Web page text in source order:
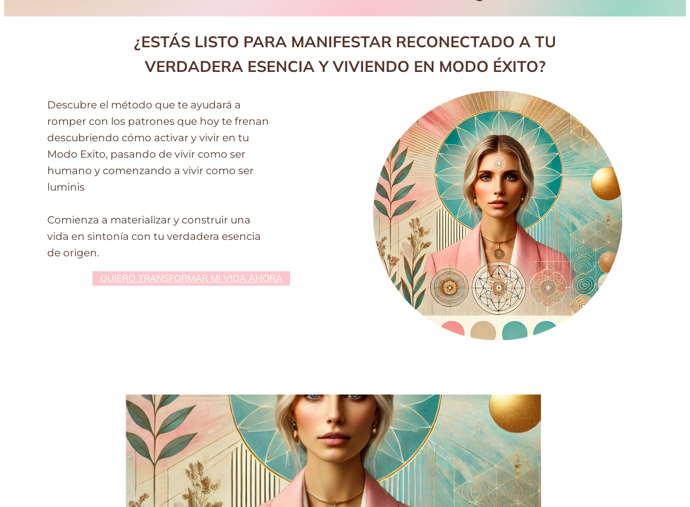
¿ESTÁS LISTO PARA MANIFESTAR RECONECTADO A TU
VERDADERA ESENCIA Y VIVIENDO EN MODO ÉXITO?
Descubre el método que te ayudará a
romper con los patrones que hoy te frenan
descubriendo cómo activar y vivir en tu
Modo Exito, pasando de vivir como ser
humano y comenzando a vivir como ser
luminis
Comienza a materializar y construir una
vida en sintonía con tu verdadera esencia
de origen.
QUIERO TRANSFORMAR MI VIDA AHORA